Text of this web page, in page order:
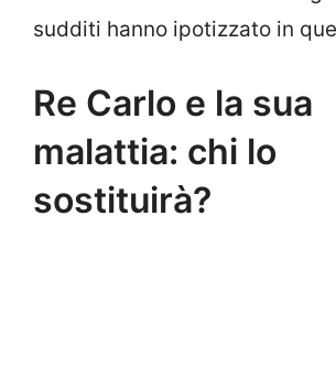
sudditi hanno ipotizzato in
Re Carlo e la sua
malattia: chi lo
sostituirà?